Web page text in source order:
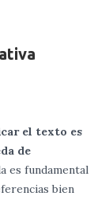
el texto es
de
es fundamental
bien